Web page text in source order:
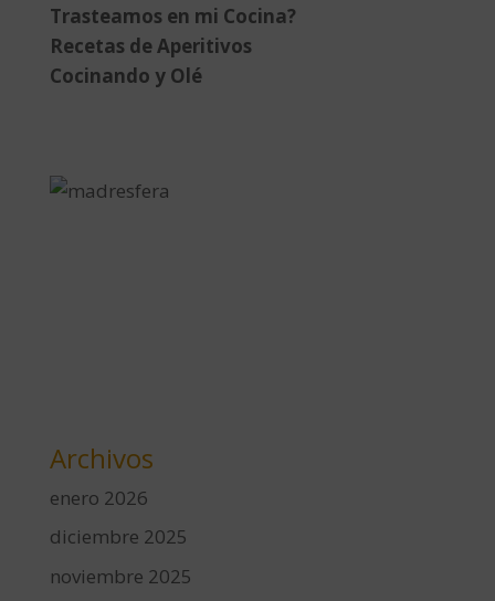
Trasteamos en mi Cocina?
Recetas de Aperitivos
Cocinando y Olé
Archivos
enero 2026
diciembre 2025
noviembre 2025